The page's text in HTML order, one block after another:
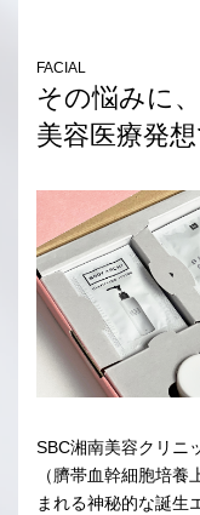
FACIAL
その悩みに、
美容医療発想
SBC湘南美容クリニ
（臍帯血幹細胞培
まれる神秘的な誕生